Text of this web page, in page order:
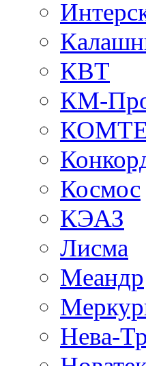
КВТ
КМ-
Космос
КЭАЗ
Лисма
Меандр
Нева-